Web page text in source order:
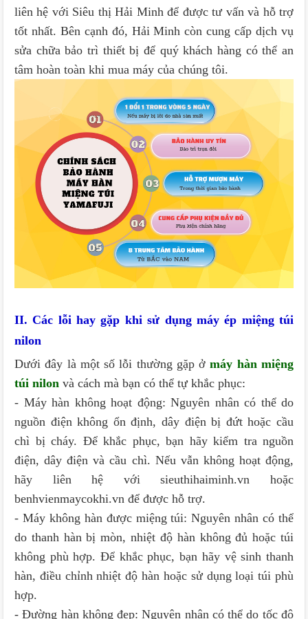
liên hệ với Siêu thị Hải Minh để được tư vấn và hỗ trợ
tốt nhất. Bên cạnh đó, Hải Minh còn cung cấp dịch vụ
sửa chữa bảo trì thiết bị để quý khách hàng có thể an
tâm hoàn toàn khi mua máy của chúng tôi.
II. Các lỗi hay gặp khi sử dụng máy ép miệng túi
nilon
Dưới đây là một số lỗi thường gặp ởmáy hàn miệng
túi nilon và cách mà bạn có thể tự khắc phục:
- Máy hàn không hoạt động: Nguyên nhân có thể do
nguồn điện không ổn định, dây điện bị đứt hoặc cầu
chì bị cháy. Để khắc phục, bạn hãy kiểm tra nguồn
điện, dây điện và cầu chì. Nếu vẫn không hoạt động,
hãy liên hệ với sieuthihaiminh.vn hoặc
benhvienmaycokhi.vn để được hỗ trợ.
- Máy không hàn được miệng túi: Nguyên nhân có thể
do thanh hàn bị mòn, nhiệt độ hàn không đủ hoặc túi
không phù hợp. Để khắc phục, bạn hãy vệ sinh thanh
hàn, điều chỉnh nhiệt độ hàn hoặc sử dụng loại túi phù
hợp.
- Đường hàn không đẹp: Nguyên nhân có thể do tốc độ